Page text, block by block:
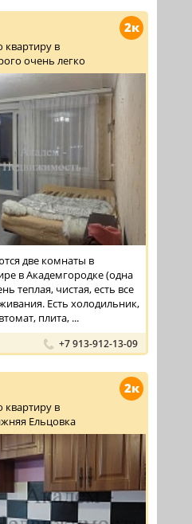
2к
квартиру в
очень легко
две комнаты в
в Академгородке (одна
теплая, чистая, есть все
Есть холодильник,
плита, ...
+7 913-912-13-09
2к
квартиру в
Ельцовка